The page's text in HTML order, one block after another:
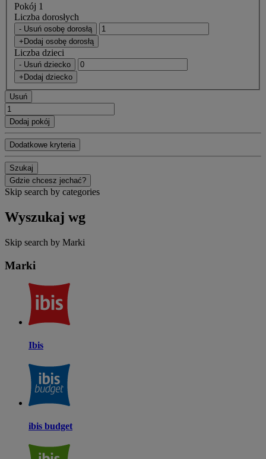
Pokój 1
Liczba dorosłych
- Usuń osobę dorosłą
+Dodaj osobę dorosłą
Liczba dzieci
- Usuń dziecko
+Dodaj dziecko
Usuń
Dodaj pokój
Dodatkowe kryteria
Szukaj
Gdzie chcesz jechać?
Skip search by categories
Wyszukaj wg
Skip search by Marki
Marki
Ibis
ibis budget